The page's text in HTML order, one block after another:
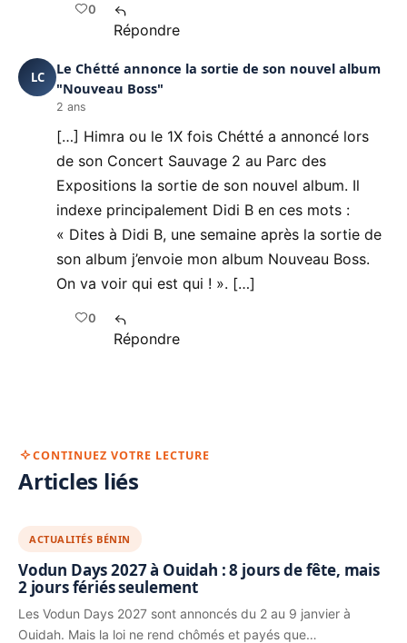
0
Répondre
LC
Le Chétté annonce la sortie de son nouvel album
"Nouveau Boss"
2 ans
[…] Himra ou le 1X fois Chétté a annoncé lors
de son Concert Sauvage 2 au Parc des
Expositions la sortie de son nouvel album. Il
indexe principalement Didi B en ces mots :
« Dites à Didi B, une semaine après la sortie de
son album j’envoie mon album Nouveau Boss.
On va voir qui est qui ! ». […]
0
Répondre
CONTINUEZ VOTRE LECTURE
Articles liés
ACTUALITÉS BÉNIN
Vodun Days 2027 à Ouidah : 8 jours de fête, mais
2 jours fériés seulement
Les Vodun Days 2027 sont annoncés du 2 au 9 janvier à
Ouidah. Mais la loi ne rend chômés et payés que…